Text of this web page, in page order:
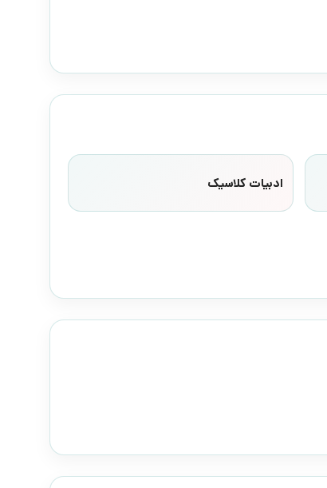
ادبیات کلاسیک